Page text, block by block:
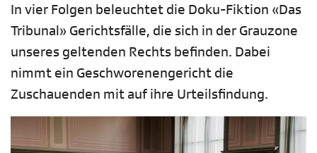
In vier Folgen beleuchtet die Doku-Fiktion «Das
Tribunal» Gerichtsfälle, die sich in der Grauzone
unseres geltenden Rechts befinden. Dabei
nimmt ein Geschworenengericht die
Zuschauenden mit auf ihre Urteilsfindung.